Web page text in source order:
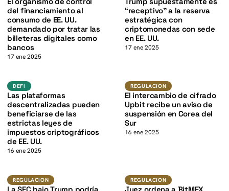
del financiamiento al
consumo de EE. UU.
demandado por tratar las
billeteras digitales como
bancos
17 ene 2025
“receptivo” a la reserva
estratégica con
criptomonedas con sede
en EE. UU.
17 ene 2025
K
DEFI
Las plataformas
descentralizadas pueden
beneficiarse de las
estrictas leyes de
impuestos criptográficos
de EE. UU.
16 ene 2025
Regulacion
REGULACION
El intercambio de cifrado
Upbit recibe un aviso de
suspensión en Corea del
Sur
16 ene 2025
Regulacion
REGULACION Regulacion
REGULACION